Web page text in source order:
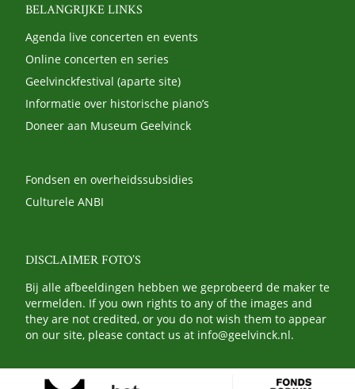
BELANGRIJKE LINKS
Agenda live concerten en events
Online concerten en series
Geelvinckfestival (aparte site)
Informatie over historische piano’s
Doneer aan Museum Geelvinck
Fondsen en overheidssubsidies
Culturele ANBI
DISCLAIMER FOTO’S
Bij alle afbeeldingen hebben we geprobeerd de maker te
vermelden. If you own rights to any of the images and
they are not credited, or you do not wish them to appear
on our site, please contact us at info@geelvinck.nl.